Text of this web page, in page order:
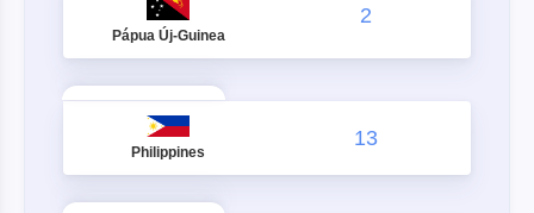
Pápua Új-Guinea
2
Philippines
13